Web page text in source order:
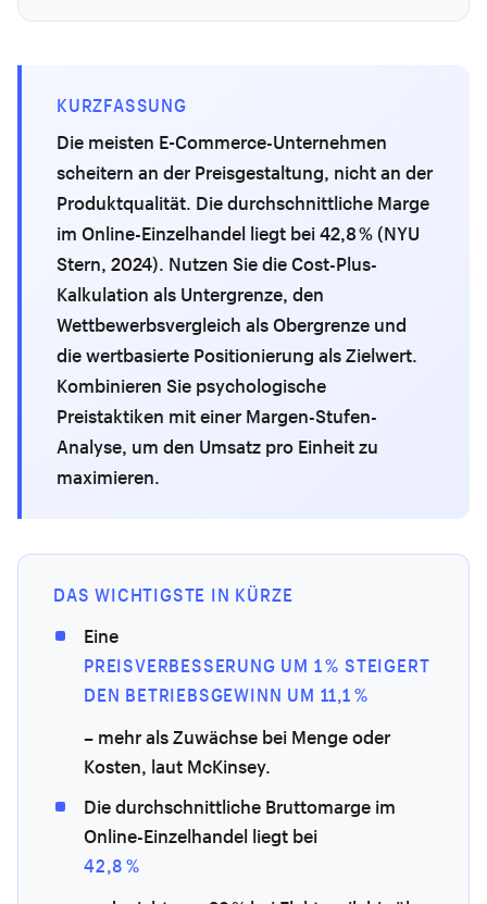
KURZFASSUNG
Die meisten E-Commerce-Unternehmen
scheitern an der Preisgestaltung, nicht an der
Produktqualität. Die durchschnittliche Marge
im Online-Einzelhandel liegt bei 42,8 % (NYU
Stern, 2024). Nutzen Sie die Cost-Plus-
Kalkulation als Untergrenze, den
Wettbewerbsvergleich als Obergrenze und
die wertbasierte Positionierung als Zielwert.
Kombinieren Sie psychologische
Preistaktiken mit einer Margen-Stufen-
Analyse, um den Umsatz pro Einheit zu
maximieren.
DAS WICHTIGSTE IN KÜRZE
Eine
PREISVERBESSERUNG UM 1 % STEIGERT
DEN BETRIEBSGEWINN UM 11,1 %
– mehr als Zuwächse bei Menge oder
Kosten, laut McKinsey.
Die durchschnittliche Bruttomarge im
Online-Einzelhandel liegt bei
42,8 %